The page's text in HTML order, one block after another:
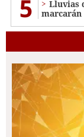
5
Lluvias
marcarán